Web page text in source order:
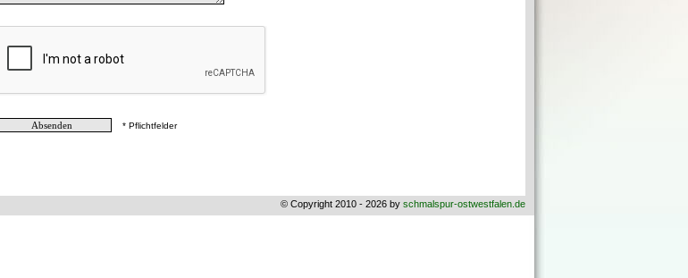
* Pflichtfelder
© Copyright 2010 - 2026 by schmalspur-ostwestfalen.de